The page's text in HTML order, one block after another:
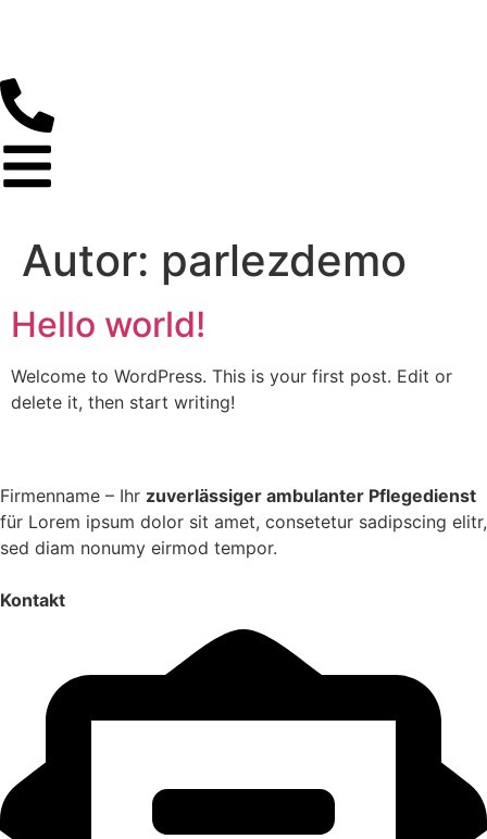
Autor: parlezdemo
Hello world!
Welcome to WordPress. This is your first post. Edit or
delete it, then start writing!
Firmenname – Ihr zuver­lässiger ambulanter Pfle­ge­dienst
für Lorem ipsum dolor sit amet, consetetur sadi­pscing elitr,
sed diam nonumy eirmod tempor.
Kontakt